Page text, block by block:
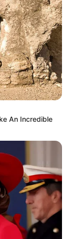
wajib ditandai*
An Incredible